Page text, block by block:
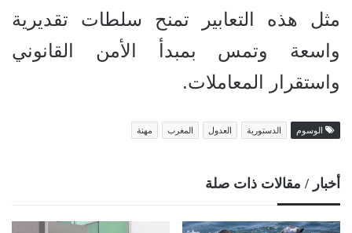
مثل هذه التعابير تمنح سلطات تقديرية
واسعة وتمس بمبدأ الأمن القانوني
واستقرار المعاملات.
الوسوم الدستورية العدول المغرب مهنة
أخبار / مقالات ذات صلة